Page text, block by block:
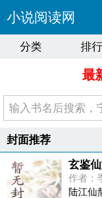
小说阅读网
分类 排行
最
封面推荐
玄鉴
作者：
陆江仙